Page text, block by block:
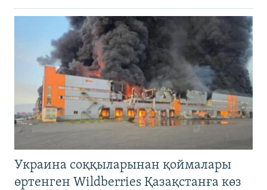
Украина соққыларынан қоймалары
өртенген Wildberries Қазақстанға көз